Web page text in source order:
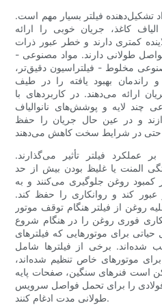
تشکیل‌دهنده فیلتر بسیار مهم است.
کاغذ، جریان خوبی را ارائه
کمتری دارند و خطر عبور ذرات
طولانی دارند. مواد مصنوعی -
مخلوط - فیلتراسیون دقیق‌تر،
راندمان بهبود یافته را در طیف
ارائه می‌دهند. در کاربردهای با
چند لایه و پوشش‌های نانوالیاف
و در عین حال جریان را حفظ
عملکرد فیلتر تأثیر می‌گذارند.
المنت یا غلیظ بودن بیش از حد
کمبود روغن جلوگیری می‌کنند و به
عبور کند و روانکاری را حفظ کند.
روغن از فیلتر هنگام توقف موتور
فوری روغن را در هنگام شروع
برای موتورهایی که فیلترهای
شده‌اند. برخی از فیلترها شامل
موتورهای خاص تنظیم شده‌اند،
است فنرهای سنگین، صفحات پایه
را برای تحمل فواصل سرویس
طولانی مدت ادغام کنند.